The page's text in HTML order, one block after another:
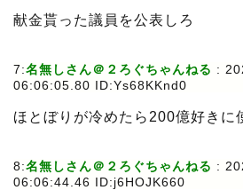
献金貰った議員を公表しろ
7:名無しさん＠２ろぐちゃんねる :
06:06:05.80 ID:Ys68KKnd0
ほとぼりが冷めたら200億好きに
8:名無しさん＠２ろぐちゃんねる :
06:06:44.46 ID:j6HOJK660